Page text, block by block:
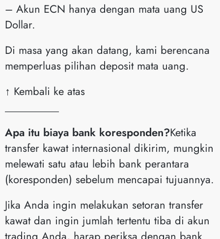
– Akun ECN hanya dengan mata uang US
Dollar.
Di masa yang akan datang, kami berencana
memperluas pilihan deposit mata uang.
↑ Kembali ke atas
Apa itu biaya bank koresponden?Ketika
transfer kawat internasional dikirim, mungkin
melewati satu atau lebih bank perantara
(koresponden) sebelum mencapai tujuannya.
Jika Anda ingin melakukan setoran transfer
kawat dan ingin jumlah tertentu tiba di akun
trading Anda, harap periksa dengan bank